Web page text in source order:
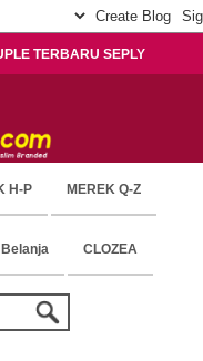
TERBARU SEPLY
H-P MEREK Q-Z
Belanja CLOZEA